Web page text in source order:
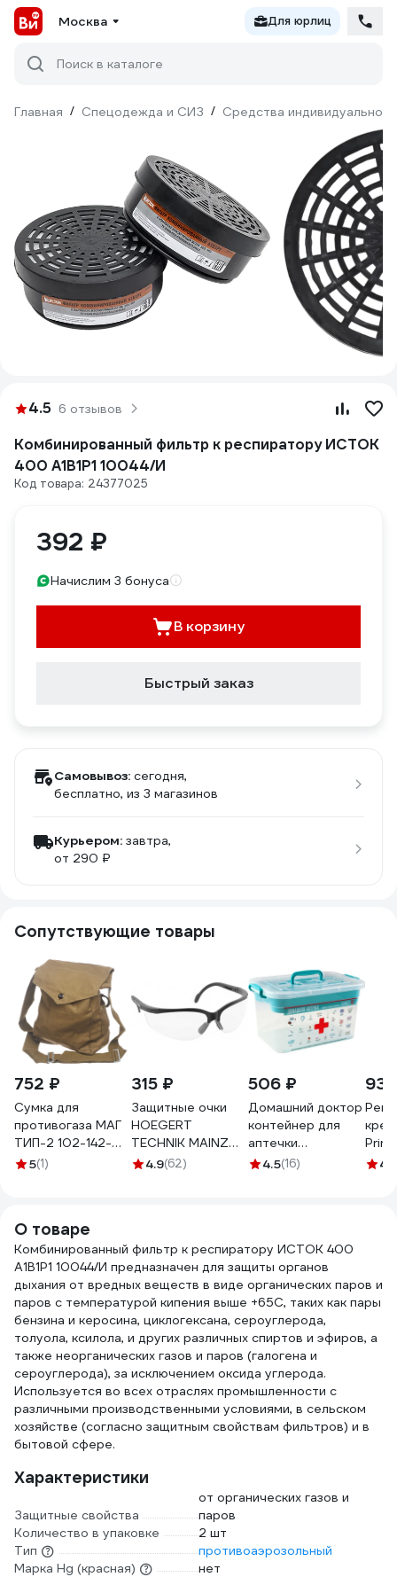
Москва Для юрлиц
Поиск в каталоге
Главная / Спецодежда и СИЗ / Средства индивидуальной
4.5 6 отзывов
Комбинированный фильтр к респиратору ИСТОК
400 А1В1Р1 10044/И
Код товара: 24377025
392 ₽
Начислим 3 бонуса
В корзину
Быстрый заказ
Самовывоз: сегодня,
бесплатно, из 3 магазинов
Курьером: завтра,
от 290 ₽
Сопутствующие товары
752 ₽
Сумка для
противогаза МАГ
ТИП-2 102-142-
0008
5(1)
315 ₽
Защитные очки
HOEGERT
TECHNIK MAINZ
бесцветные,
4.9(62)
506 ₽
Домашний доктор
контейнер для
аптечки
ПОЛИМЕРБЫТ 6,5
4.5(16)
93
4.5
О товаре
Комбинированный фильтр к респиратору ИСТОК 400
А1В1Р1 10044/И предназначен для защиты органов
дыхания от вредных веществ в виде органических паров и
паров с температурой кипения выше +65С, таких как пары
бензина и керосина, циклогексана, сероуглерода,
толуола, ксилола, и других различных спиртов и эфиров, а
также неорганических газов и паров (галогена и
сероуглерода), за исключением оксида углерода.
Используется во всех отраслях промышленности с
различными производственными условиями, в сельском
хозяйстве (согласно защитным свойствам фильтров) и в
бытовой сфере.
Характеристики
Защитные свойства
от органических газов и
паров
Количество в упаковке
2 шт
Тип
противоаэрозольный
Марка Hg (красная)
нет